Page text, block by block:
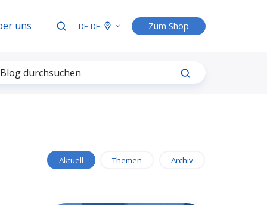
uns DE-DE Zum Shop
Aktuell Themen Archiv